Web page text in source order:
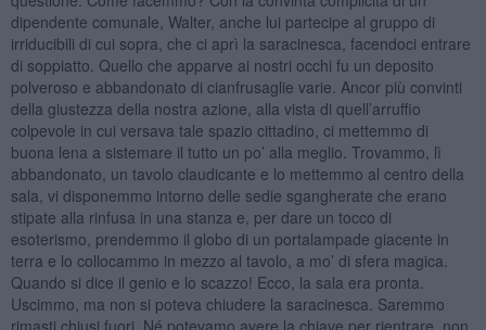
dipendente comunale, Walter, anche lui partecipe al gruppo di
irriducibili di cui sopra, che ci aprì la saracinesca, facendoci entrare
di soppiatto. Quello che apparve ai nostri occhi fu un deposito
polveroso e abbandonato di cianfrusaglie varie. Ancor più convinti
della giustezza della nostra azione, alla vista di quell’arruffio
colpevole in cui versava tale spazio cittadino, ci mettemmo di
buona lena a sistemare il tutto un po’ alla meglio. Trovammo, lì
abbandonato, un tavolo claudicante e lo mettemmo al centro della
sala, vi disponemmo intorno delle sedie sgangherate che erano
stipate alla rinfusa in una stanza e, per dare un tocco di
esoterismo, prendemmo il globo di un portalampade giacente in
terra e lo collocammo in mezzo al tavolo, a mo’ di sfera magica.
Quando si dice il genio e lo scazzo! Ecco, la sala era pronta.
Uscimmo, ma non si poteva chiudere la saracinesca. Saremmo
rimasti chiusi fuori. Né potevamo avere la chiave per rientrare, non